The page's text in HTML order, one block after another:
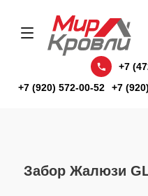
+7
+7 (920) 572-00-52
+7
Забор Жалюзи